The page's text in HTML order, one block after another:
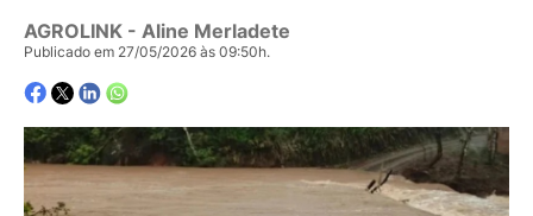
AGROLINK - Aline Merladete
Publicado em 27/05/2026 às 09:50h.